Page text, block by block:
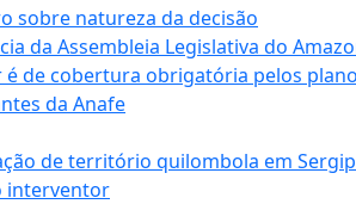
sobre natureza da decisão
da Assembleia Legislativa do
de cobertura obrigatória pelos
da Anafe
de território quilombola em
interventor